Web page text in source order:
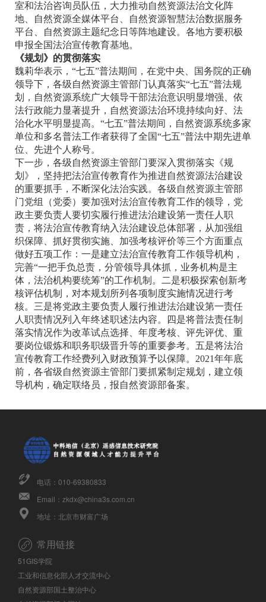
室和法治咨询员队伍，大力推动自然资源法治文化阵
地、自然资源全媒体平台、自然资源智慧法治数据服务
平台、自然资源主题纪念日等阵地建设。各地方要积极
申报全国法治宣传教育基地。
《规划》的贯彻落实
魏莉华表示，“七五”普法期间，在党中央、国务院的正确
领导下，各级自然资源主管部门认真落实“七五”普法规
划，自然资源系统广大领导干部法治意识明显增强、依
法行政能力显著提升，自然资源法治环境持续向好、法
治化水平明显提高。“七五”普法期间，自然资源系统多家
单位和多名普法工作者获得了全国“七五”普法中期先进单
位、先进个人称号。
下一步，各级自然资源主管部门要深入贯彻落实《规
划》，坚持把法治宣传教育作为推进自然资源法治建设
的重要抓手，不断深化法治实践。各级自然资源主管部
门党组（党委）要加强对法治宣传教育工作的领导，党
政主要负责人要切实履行推进法治建设第一责任人职
责，将法治宣传教育纳入法治建设总体部署，从加强组
织保障、抓好贯彻实施、加强考核评价等三个方面重点
做好五项工作：一是建立法治宣传教育工作领导机构，
完善“一把手负总责，分管领导具体抓，业务机构是主
体，法治机构要统筹”的工作机制。二是积极探索创新考
核评估机制，对本规划所列各项制度实施情况进行考
核。三是将党政主要负责人履行推进法治建设第一责任
人职责情况列入年终述职述法内容。四是将普法责任制
落实情况作为改革试点选择、年度考核、评先评优、重
要岗位锻炼和职务职级晋升等的重要参考。五是将法治
宣传教育工作经费列入财政预算予以保障。2021年年底
前，各省级自然资源主管部门要抓紧制定规划，建立领
导机构，确定联络员，报自然资源部备案。
电话：010-69380833
Email：zkdx@china3s.com.cn
地址：北京市财富广场
常用链接
51GIS学院
工业和信息化部人才交流中心
自然资源部国土整治中心